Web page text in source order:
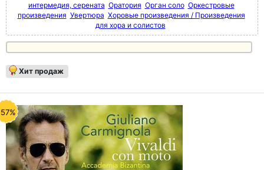
интермедия, серената Оратория Орган соло Оркестровые
произведения Увертюра Хоровые произведения / Произведения
для хора и солистов
Хит продаж